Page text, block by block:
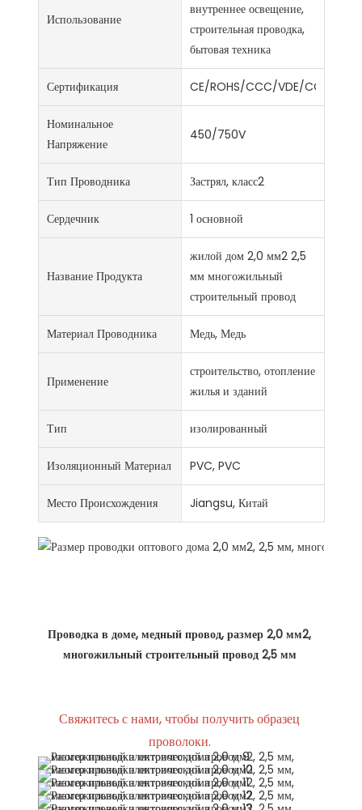
Использование
внутреннее освещение,
строительная проводка,
бытовая техника
Сертификация CE/ROHS/CCC/VDE/CCC/
Номинальное
Напряжение
450/750V
Тип Проводника Застрял, класс2
Сердечник 1 основной
Название Продукта
жилой дом 2,0 мм2 2,5
мм многожильный
строительный провод
Материал Проводника Медь, Медь
Применение
строительство, отопление
жилья и зданий
Тип изолированный
Изоляционный Материал PVC, PVC
Место Происхождения Jiangsu, Китай
Проводка в доме, медный провод, размер 2,0 мм2,
Свяжитесь с нами, чтобы получить образец